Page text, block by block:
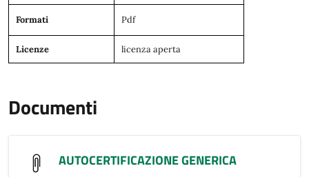
Formati Pdf
Licenze licenza aperta
Documenti
AUTOCERTIFICAZIONE GENERICA